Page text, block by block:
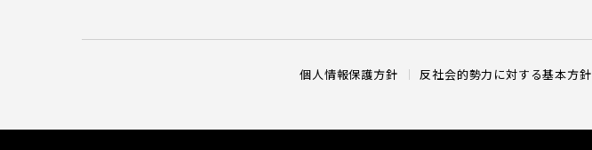
個人情報保護方針 反社会的勢力に対する基本方針